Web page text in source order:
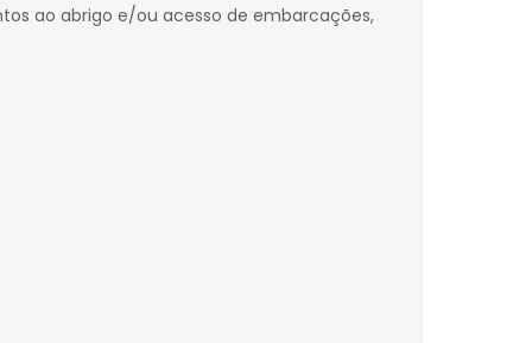
ao abrigo e/ou acesso de embarcações,